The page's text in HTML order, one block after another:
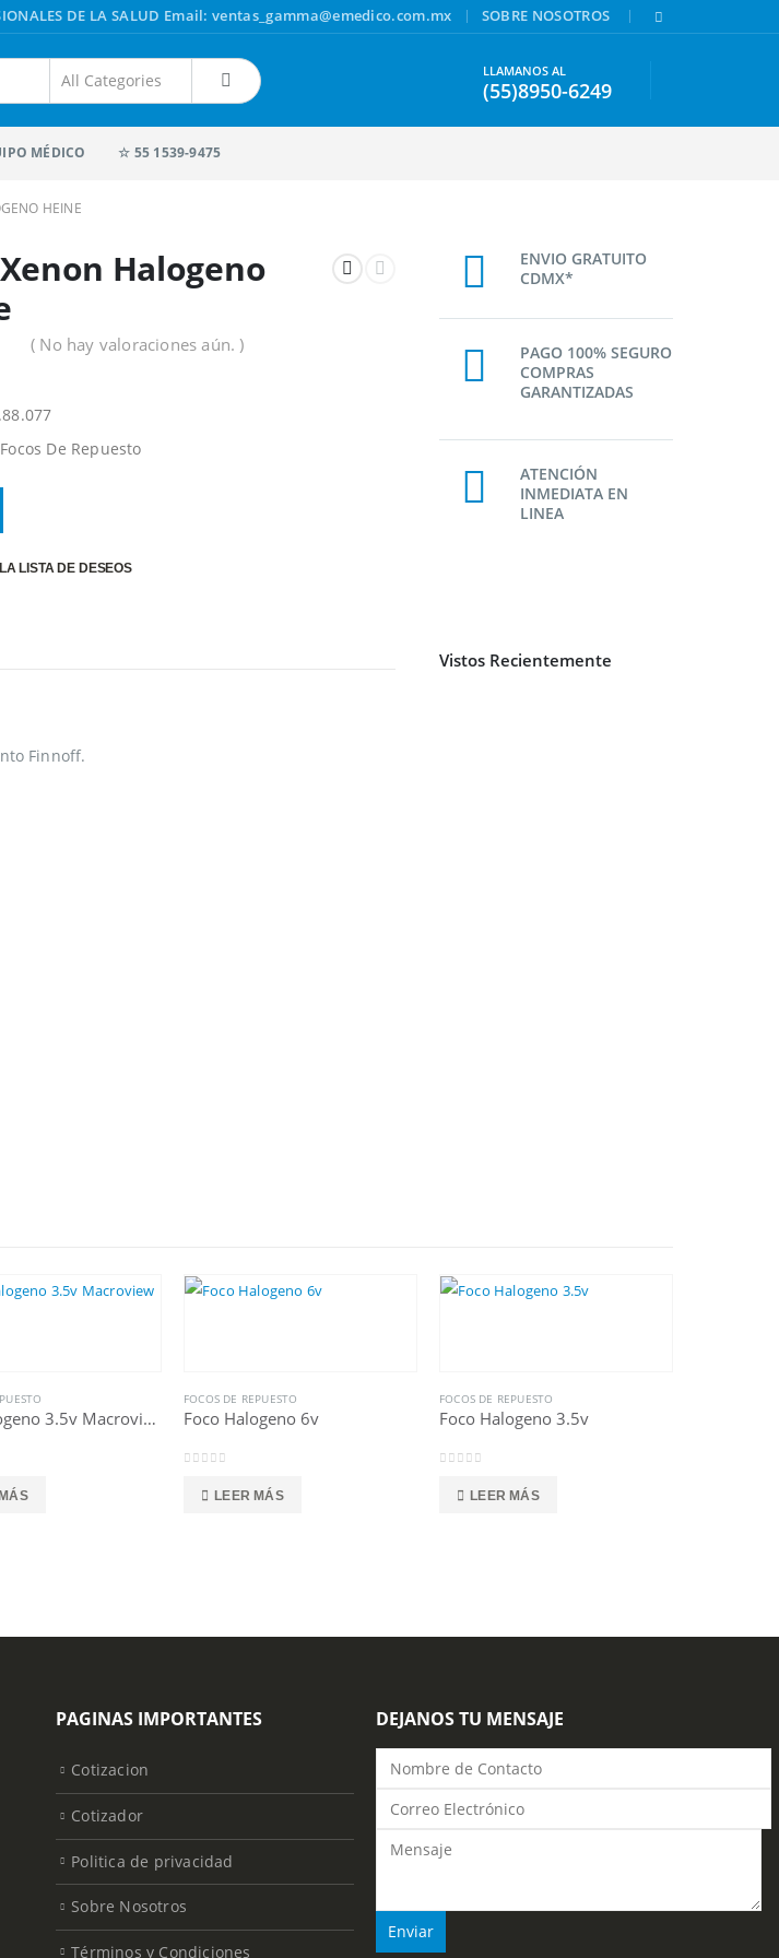
DE LA SALUD Email: ventas_gamma@emedico.com.mx | SOBRE NOSOTROS |
LLAMANOS AL
(55)8950-6249
MÉDICO ☆ 55 1539-9475
HEINE
Halogeno
( No hay valoraciones aún. )
Focos De Repuesto
LISTA DE DESEOS
Finnoff.
ENVIO GRATUITO
CDMX*
PAGO 100% SEGURO
COMPRAS
GARANTIZADAS
ATENCIÓN
INMEDIATA EN
LINEA
Vistos Recientemente
Foco Halogeno 3.5v Macroview
FOCOS DE REPUESTO
Foco Halogeno 6v
LEER MÁS
FOCOS DE REPUESTO
Foco Halogeno 3.5v
LEER MÁS
PAGINAS IMPORTANTES
Cotizacion
Cotizador
Politica de privacidad
Sobre Nosotros
Términos y Condiciones
DEJANOS TU MENSAJE